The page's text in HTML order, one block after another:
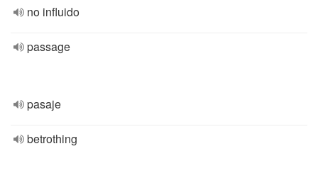
no influido
passage
pasaje
betrothing